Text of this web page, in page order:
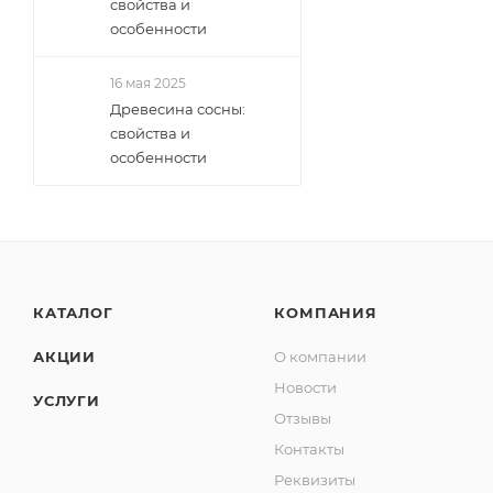
свойства и
особенности
16 мая 2025
Древесина сосны:
свойства и
особенности
КАТАЛОГ
АКЦИИ
УСЛУГИ
КОМПАНИЯ
О компании
Новости
Отзывы
Контакты
Реквизиты